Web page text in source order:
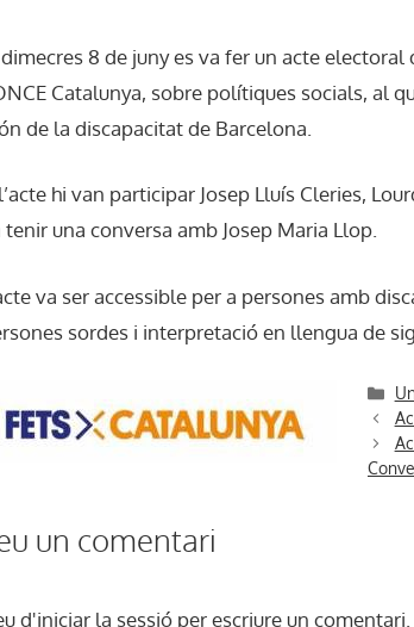
8 de juny es va fer un acte
Catalunya, sobre polítiques socials, al
de la discapacitat de Barcelona.
hi van participar Josep Lluís Cleries,
tenir una conversa amb Josep Maria Llop.
va ser accessible per a persones amb
sordes i interpretació en llengua de
un comentari
d'iniciar la sessió per escriure un comentari.